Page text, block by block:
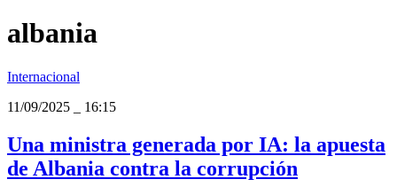
albania
Internacional
11/09/2025
16:15
Una ministra generada por IA: la apuesta
de Albania contra la corrupción